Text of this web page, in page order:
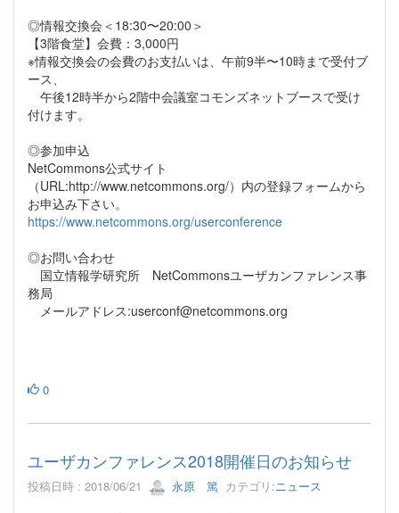
◎情報交換会＜18:30〜20:00＞
【3階食堂】会費：3,000円
※情報交換会の会費のお支払いは、午前9半〜10時まで受付ブ
ース、
午後12時半から2階中会議室コモンズネットブースで受け
付けます。
◎参加申込
NetCommons公式サイト
（URL:http://www.netcommons.org/）内の登録フォームから
お申込み下さい。
https://www.netcommons.org/userconference
◎お問い合わせ
国立情報学研究所 NetCommonsユーザカンファレンス事
務局
メールアドレス:userconf@netcommons.org
0
ユーザカンファレンス2018開催日のお知らせ
投稿日時 : 2018/06/21 永原 篤 カテゴリ:ニュース